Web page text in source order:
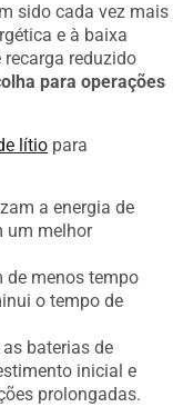
sido cada vez mais
e à baixa
reduzido
para operações
lítio para
a energia de
um melhor
de menos tempo
o tempo de
baterias de
inicial e
prolongadas.